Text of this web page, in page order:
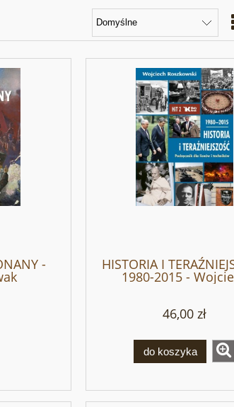
- HISTORIA I
1980-2015 -
Roszkowski
46,00 zł
do koszyka